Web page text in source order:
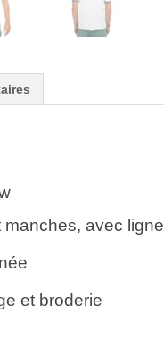
avec
et broderie